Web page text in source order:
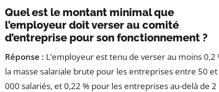
Quel est le montant minimal que
l’employeur doit verser au comité
d’entreprise pour son fonctionnement ?
Réponse : L’employeur est tenu de verser au moins 0,2
la masse salariale brute pour les entreprises entre 50
000 salariés, et 0,22 % pour les entreprises au-delà de 2